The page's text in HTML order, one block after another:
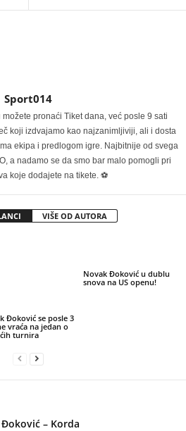
Sport014
pronaći Tiket dana, već posle 9 sati
koji izdvajamo kao najzanimljiviji, ali i dosta
ekipa i predlogom igre. Najbitnije od svega
a nadamo se da smo bar malo pomogli pri
koje dodajete na tikete. ⚽
VIŠE OD AUTORA
Đoković se posle 3
vraća na jedan o
turnira
Novak Đoković u dublu
snova na US openu!
– Korda